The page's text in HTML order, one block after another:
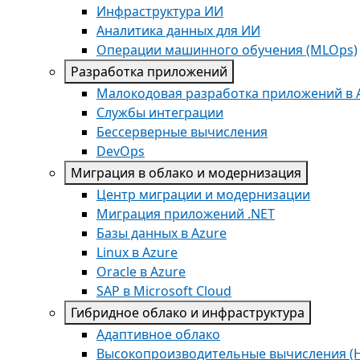
Инфраструктура ИИ
Аналитика данных для ИИ
Операции машинного обучения (MLOps)
Разработка приложений
Малокодовая разработка приложений в
Службы интеграции
Бессерверные вычисления
DevOps
Миграция в облако и модернизация
Центр миграции и модернизации
Миграция приложений .NET
Базы данных в Azure
Linux в Azure
Oracle в Azure
SAP в Microsoft Cloud
Гибридное облако и инфраструктура
Адаптивное облако
Высокопроизводительные вычисления